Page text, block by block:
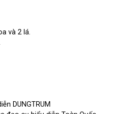
và 2 lá.
DUNGTRUM